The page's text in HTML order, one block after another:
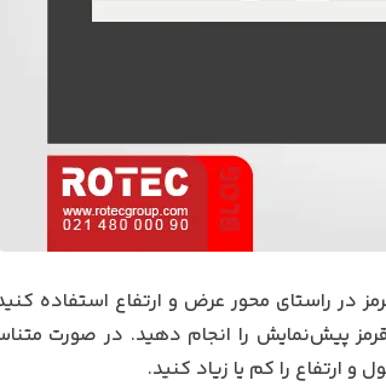
در راستای محور عرض و ارتفاع استفاده
پیش‌نمایش را انجام دهید. در صورت
و ارتفاع را کم یا زیاد کنید.